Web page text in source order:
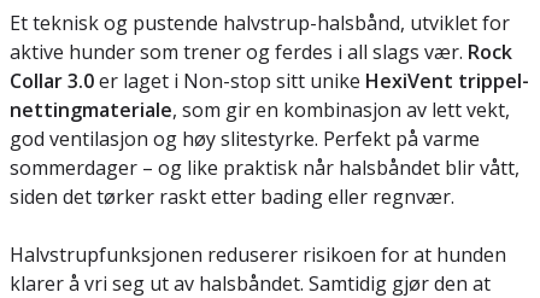
Et teknisk og pustende halvstrup-halsbånd, utviklet for
aktive hunder som trener og ferdes i all slags vær. Rock
Collar 3.0er laget i Non-stop sitt unike HexiVent trippel-
nettingmateriale, som gir en kombinasjon av lett vekt,
god ventilasjon og høy slitestyrke. Perfekt på varme
sommerdager – og like praktisk når halsbåndet blir vått,
siden det tørker raskt etter bading eller regnvær.
Halvstrupfunksjonen reduserer risikoen for at hunden
klarer å vri seg ut av halsbåndet. Samtidig gjør den at